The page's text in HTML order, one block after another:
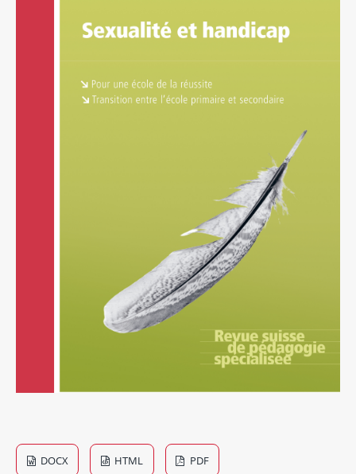
DOCX HTML PDF